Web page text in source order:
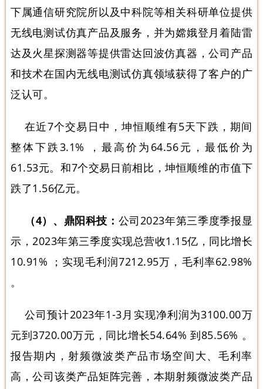
下属通信研究院所以及中科院等相关科研单位提供
无线电测试仿真产品及服务，并为嫦娥登月着陆雷
达及火星探测器等提供雷达回波仿真器，公司产品
和技术在国内无线电测试仿真领域获得了客户的广
泛认可。
在近7个交易日中，坤恒顺维有5天下跌，期间
整体下跌3.1% ，最高价为64.56元，最低价为
61.53元。和7个交易日前相比，坤恒顺维的市值下
跌了1.56亿元。
（4）、鼎阳科技： 公司2023年第三季度季报显
示，2023年第三季度实现总营收1.15亿，同比增长
10.91% ；实现毛利润7212.95万，毛利率62.98%
。
公司预计2023年1-3月实现净利润为3100.00万
元到3720.00万元，同比增长54.64% 到85.56% 。
报告期内，射频微波类产品市场空间大、毛利率
高，公司该类产品矩阵完善，本期射频微波类产品